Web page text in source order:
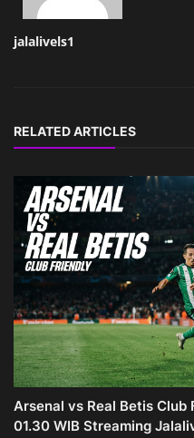
jalalivels1
RELATED ARTICLES
Arsenal vs Real Betis Club
01.30 WIB Streaming